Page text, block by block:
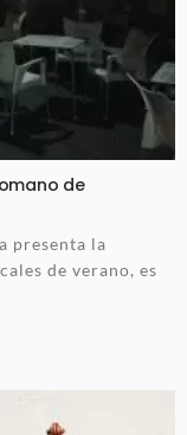
de
presenta la
de verano, es